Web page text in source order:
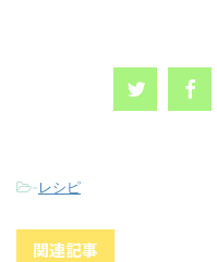
-レシピ
関連記事